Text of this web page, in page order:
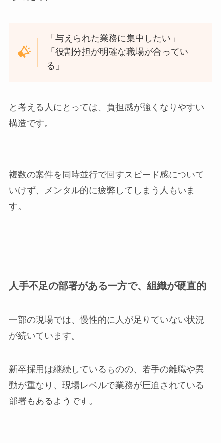
「与えられた業務に集中したい」
「役割分担が明確な職場が合ってい
る」
と考える人にとっては、負担感が強くなりやすい
構造です。
複数の案件を同時並行で回すスピード感について
いけず、メンタル的に疲弊してしまう人もいま
す。
人手不足の部署がある一方で、組織が硬直的
一部の現場では、慢性的に人が足りていない状況
が続いています。
新卒採用は継続しているものの、若手の離職や異
動が重なり、現場レベルで業務が圧迫されている
部署もあるようです。